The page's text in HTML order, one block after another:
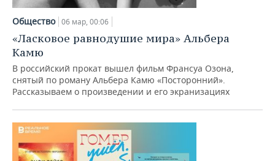
Общество 06 мар, 00:06
«Ласковое равнодушие мира» Альбера
Камю
В российский прокат вышел фильм Франсуа Озона,
снятый по роману Альбера Камю «Посторонний».
Рассказываем о произведении и его экранизациях